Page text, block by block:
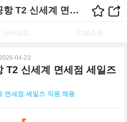
[HERMES] 인천공항 T2 신세계 면세점 세일즈 직원 채용 채용정보
상세요강 기업소개
04-23
T2 신세계 면세점 세일즈
면세점 세일즈 직원 채용